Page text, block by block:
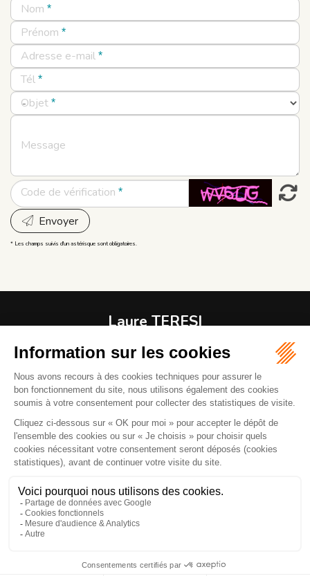
Nom
Prénom
Adresse e-mail
Tél
Objet
Message
Code de vérification
Envoyer
* Les champs suivis d'un astérisque sont obligatoires.
Laure TERESI
06800 CAGNES-SUR-MER
04 92 08 37 61
06 82 43 00 37
Mail :l.teresiavocat@gmail.com
La réception des clients se fait sur rendez-vous. Parking
renoir à 100 mètres.
NOUS LOCALISER NOUS CONTACTER
Mentions légales
Articles